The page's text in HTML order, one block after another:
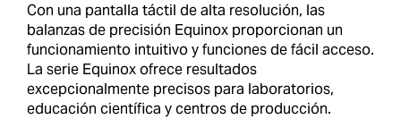
Con una pantalla táctil de alta resolución, las
balanzas de precisión Equinox proporcionan un
funcionamiento intuitivo y funciones de fácil acceso.
La serie Equinox ofrece resultados
excepcionalmente precisos para laboratorios,
educación científica y centros de producción.